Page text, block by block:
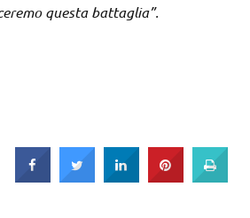
questa battaglia”.